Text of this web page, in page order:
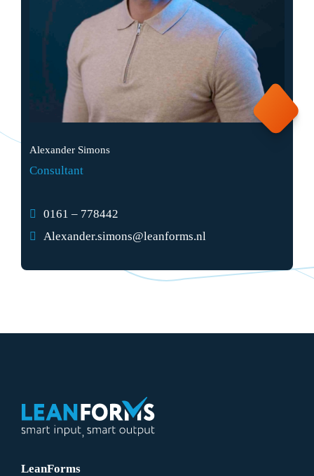
Alexander Simons
Consultant
0161 – 778442
Alexander.simons@leanforms.nl
LeanForms